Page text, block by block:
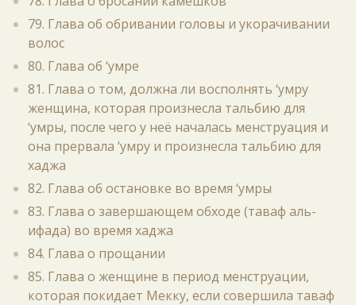
79. Глава об обривании головы и укорачивании
волос
80. Глава об ‘умре
81. Глава о том, должна ли восполнять ‘умру
женщина, которая произнесла тальбию для
‘умры, после чего у неё началась менструация и
она прервала ‘умру и произнесла тальбию для
хаджа
82. Глава об остановке во время ‘умры
83. Глава о завершающем обходе (таваф аль-
ифада) во время хаджа
84. Глава о прощании
85. Глава о женщине в период менструации,
которая покидает Мекку, если совершила таваф